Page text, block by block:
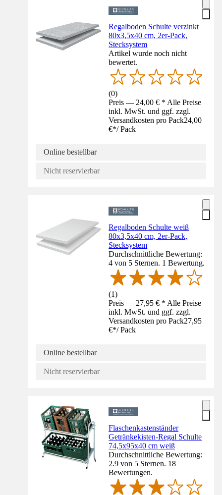
Regalboden Schulte verzinkt
80x3,5x40 cm, 2er-Pack,
Stecksystem
Artikel wurde noch nicht
bewertet.
(0)
Preis — 24,00 € * Alle Preise
inkl. MwSt. und ggf. zzgl.
Versandkosten pro Pack24,00
€*/ Pack
Online bestellbar
Nicht reservierbar
Regalboden Schulte weiß
80x3,5x40 cm, 2er-Pack,
Stecksystem
Durchschnittliche Bewertung:
4 von 5 Sternen. 1 Bewertung.
(1)
Preis — 27,95 € * Alle Preise
inkl. MwSt. und ggf. zzgl.
Versandkosten pro Pack27,95
€*/ Pack
Online bestellbar
Nicht reservierbar
Flaschenkastenständer
Getränkekisten-Regal Schulte
74,5x95x40 cm weiß
Durchschnittliche Bewertung:
2.9 von 5 Sternen. 18
Bewertungen.